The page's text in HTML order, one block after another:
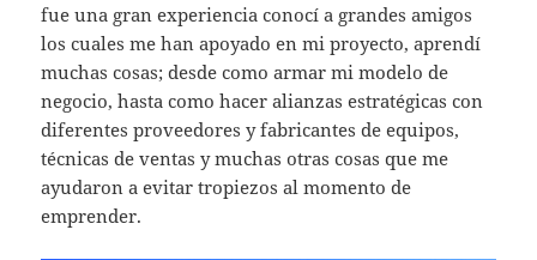
fue una gran experiencia conocí a grandes amigos
los cuales me han apoyado en mi proyecto, aprendí
muchas cosas; desde como armar mi modelo de
negocio, hasta como hacer alianzas estratégicas con
diferentes proveedores y fabricantes de equipos,
técnicas de ventas y muchas otras cosas que me
ayudaron a evitar tropiezos al momento de
emprender.